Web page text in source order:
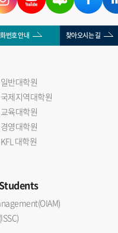
번호 안내 찾아오시는 길
일반대학원
국제지역대학원
교육대학원
경영대학원
KFL 대학원